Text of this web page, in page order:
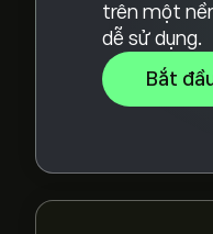
trên một
dễ sử dụng.
Bắt